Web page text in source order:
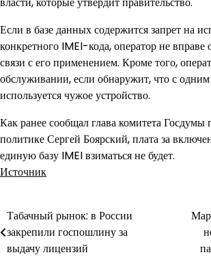
Если в базе данных содержится запрет на
конкретного IMEI-кода, оператор не вправе
связи с его применением. Кроме того,
обслуживании, если обнаружит, что с
используется чужое устройство.
Как ранее сообщал глава комитета
политике Сергей Боярский, плата за
единую базу IMEI взиматься не будет.
Источник
Навигация
по
Табачный рынок: в России
закрепили госпошлину за
выдачу лицензий